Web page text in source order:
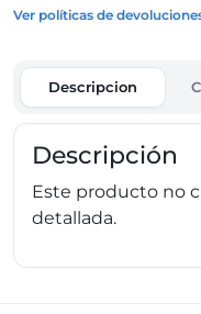
Ver políticas de
Descripcion
Descripción
Este producto no
detallada.